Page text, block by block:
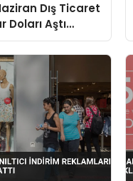
Dış Ticaret
Doları Aştı